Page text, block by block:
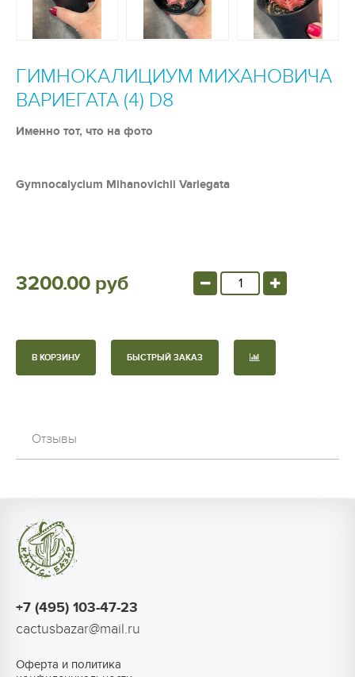
ГИМНОКАЛИЦИУМ МИХАНОВИЧА
ВАРИЕГАТА (4) D8
Именно тот, что на фото
Gymnocalycium Mihanovichii Variegata
3200.00 руб
В КОРЗИНУ БЫСТРЫЙ ЗАКАЗ
Отзывы
+7 (495) 103-47-23
cactusbazar@mail.ru
Оферта и политика